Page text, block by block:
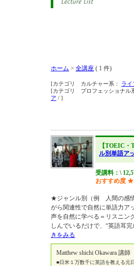
ホーム > 全講座 ( 1 件)
[カテゴリ カルチャー系： ライ
[カテゴリ プロフェッショナル
ア / ]
【TOEIC・
ル別単語ア
受講料：\
おすすめ度 ★
★ジャンル別（例 人間の感
がら関連性で自然に単語力ア
声を自然に学べる＝リスニン
しんでいるだけで、“英語耳
きをみる
Matthew shichi Okawara 講師
■日米１万数千に英語を教える元